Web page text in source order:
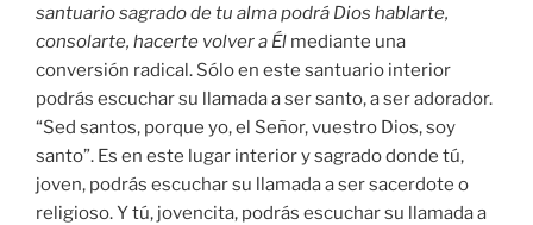
santuario sagrado de tu alma podrá Dios hablarte,
consolarte, hacerte volver a Él mediante una
conversión radical. Sólo en este santuario interior
podrás escuchar su llamada a ser santo, a ser adorador.
“Sed santos, porque yo, el Señor, vuestro Dios, soy
santo”. Es en este lugar interior y sagrado donde tú,
joven, podrás escuchar su llamada a ser sacerdote o
religioso. Y tú, jovencita, podrás escuchar su llamada a